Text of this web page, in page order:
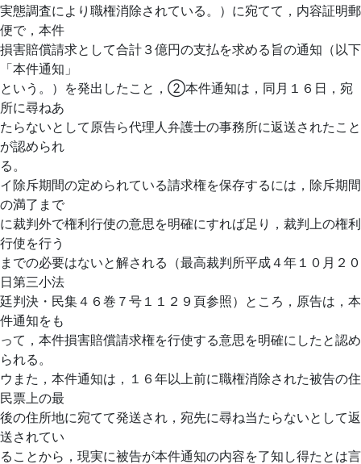
実態調査により職権消除されている。）に宛てて，内容証明郵
便で，本件
損害賠償請求として合計３億円の支払を求める旨の通知（以下
「本件通知」
という。）を発出したこと，②本件通知は，同月１６日，宛
所に尋ねあ
たらないとして原告ら代理人弁護士の事務所に返送されたこと
が認められ
る。
イ除斥期間の定められている請求権を保存するには，除斥期間
の満了まで
に裁判外で権利行使の意思を明確にすれば足り，裁判上の権利
行使を行う
までの必要はないと解される（最高裁判所平成４年１０月２０
日第三小法
廷判決・民集４６巻７号１１２９頁参照）ところ，原告は，本
件通知をも
って，本件損害賠償請求権を行使する意思を明確にしたと認め
られる。
ウまた，本件通知は，１６年以上前に職権消除された被告の住
民票上の最
後の住所地に宛てて発送され，宛先に尋ね当たらないとして返
送されてい
ることから，現実に被告が本件通知の内容を了知し得たとは言